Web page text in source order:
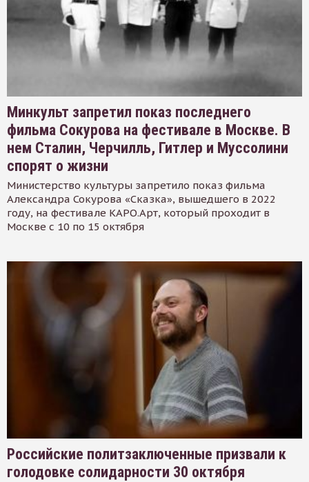
Минкульт запретил показ последнего
фильма Сокурова на фестивале в Москве. В
нем Сталин, Черчилль, Гитлер и Муссолини
спорят о жизни
Министерство культуры запретило показ фильма
Александра Сокурова «Сказка», вышедшего в 2022
году, на фестивале КАРО.Арт, который проходит в
Москве с 10 по 15 октября
Российские политзаключенные призвали к
голодовке солидарности 30 октября